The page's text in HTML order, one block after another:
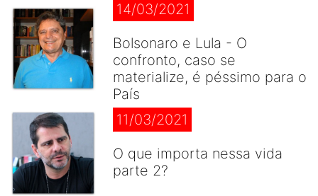
14/03/2021
Bolsonaro e Lula - O
confronto, caso se
materialize, é péssimo para o
País
11/03/2021
O que importa nessa vida
parte 2?